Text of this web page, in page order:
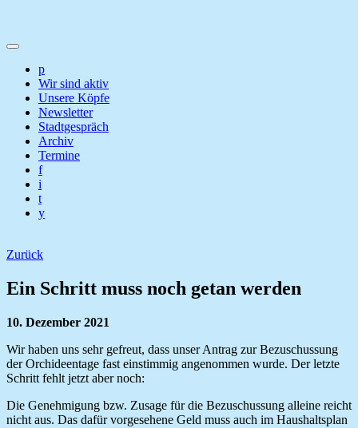
p
Wir sind aktiv
Unsere Köpfe
Newsletter
Stadtgespräch
Archiv
Termine
f
i
t
y
Zurück
Ein Schritt muss noch getan werden
10. Dezember 2021
Wir haben uns sehr gefreut, dass unser Antrag zur Bezuschussung
der Orchideentage fast einstimmig angenommen wurde. Der letzte
Schritt fehlt jetzt aber noch:
Die Genehmigung bzw. Zusage für die Bezuschussung alleine reicht
nicht aus. Das dafür vorgesehene Geld muss auch im Haushaltsplan